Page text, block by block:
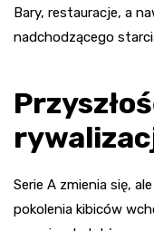
Bary, restauracje, a
nadchodzącego
Serie A zmienia się,
pokolenia kibiców